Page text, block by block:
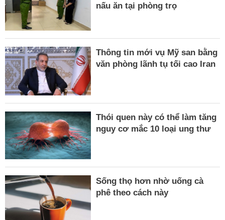
nấu ăn tại phòng trọ
Thông tin mới vụ Mỹ san bằng
văn phòng lãnh tụ tối cao Iran
Thói quen này có thể làm tăng
nguy cơ mắc 10 loại ung thư
Sống thọ hơn nhờ uống cà
phê theo cách này